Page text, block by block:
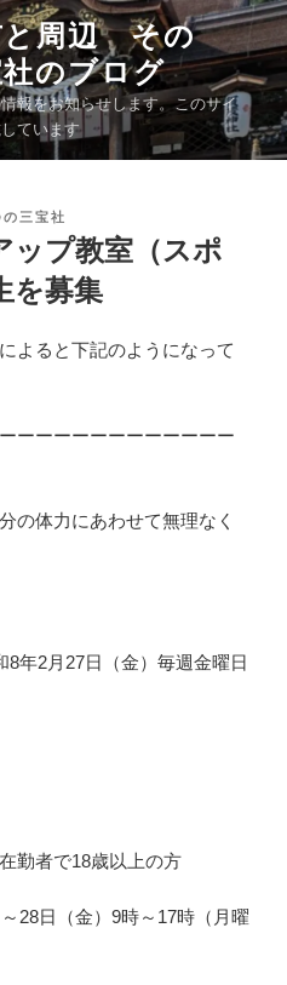
と周辺 その
のブログ
報をお知らせします。このサイ
ています
の三宝社
ップ教室（スポ
を募集
よると下記のようになって
ーーーーーーーーーーーー
の体力にあわせて無理なく
年2月27日（金）毎週金曜日
勤者で18歳以上の方
28日（金）9時～17時（月曜